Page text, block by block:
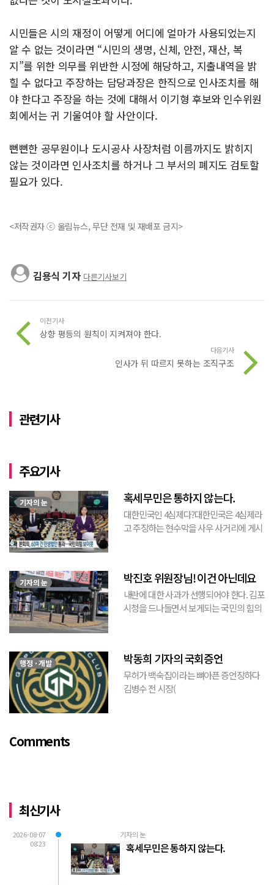
시민들은 시의 재정이 어떻게 어디에 얼마가 사용되었는지
알 수 없는 것이라면 “시민의 생명, 신체, 안전, 재산, 복
지”를 위한 의무를 위반한 시정에 해당하고, 지출내역을 밝
힐 수 없다고 주장하는 담당과장은 한직으로 인사조치를 해
야 한다고 주장을 하는 것에 대해서 이기형 후보와 인수위원
회에서는 귀 기울여야 할 사안이다.
뻔뻔한 공무원이나 도시공사 사장처럼 이름까지도 밝히지
않는 것이라면 인사조치를 하거나 그 부서의 폐지도 검토할
필요가 있다.
<저작권자 ⓒ 울림뉴스, 무단 전재 및 재배포 금지>
김용식 기자 다른기사보기
이전기사
상향 평등의 원칙이 지켜져야 한다.
다음기사
인사가 뒤 따르지 못하는 조직구조
관련기사
주요기사
기자의 눈 혹세무민은 통하지 않는다.
대한민국인 4심제다?대한민국은 4심제라
고 주장하는 현수막을 사우 사거리에 게시
민(惑...
기자의 눈 박진호 위원장님! 이건 아닌데요
내란에 대한 사과가 선행되어야 한다. 김포
시청을 드나들면서 보게되는 국민의 힘의
이 하...
행정 · 개발 박동희 기자의 국회증언
무허가 백숙집이라는 뼈아픈 증언장하다
김병수 전 시장(
Comments
최신기사
2026-08-07
08:23
기자의 눈
혹세무민은 통하지 않는다.